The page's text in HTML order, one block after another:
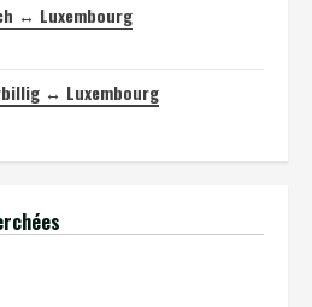
↔ Luxembourg
↔ Luxembourg